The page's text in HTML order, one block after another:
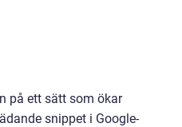
på ett sätt som ökar
snippet i Google-